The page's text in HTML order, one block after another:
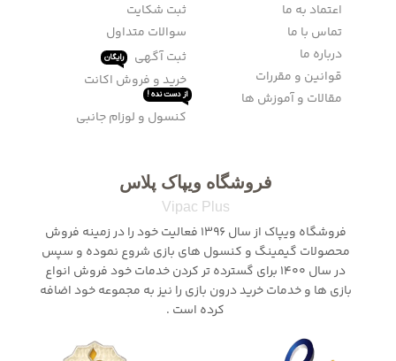
اعتماد به ما
تماس با ما
درباره ما
قوانین و مقررات
مقالات و آموزش ها
ثبت شکایت
سوالات متداول
ثبت آگهی
رایگان
خرید و فروش اکانت
از دست نده !
کنسول و لوزام جانبی
فروشگاه ویپاک پلاس
Vipac Plus
فروشگاه ویپاک از سال 1396 فعالیت خود را در زمینه فروش
محصولات گیمینگ و کنسول های بازی شروع نموده و سپس
در سال 1400 برای گسترده تر کردن خدمات خود فروش انواع
بازی ها و خدمات خرید درون بازی را نیز به مجموعه خود اضافه
کرده است .